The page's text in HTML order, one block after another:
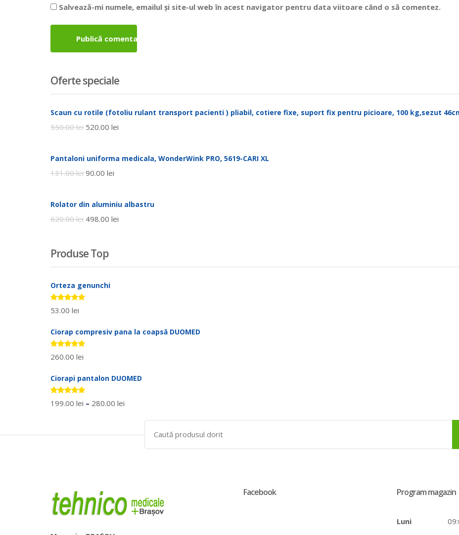
Salvează-mi numele, emailul și site-ul web în acest navigator pentru data viitoare când o să comentez.
Oferte speciale
Scaun cu rotile (fotoliu rulant transport pacienti ) pliabil, cotiere fixe, suport fix pentru picioare, 100 kg,sezut
550.00lei 520.00 lei
Pantaloni uniforma medicala, WonderWink PRO, 5619-CARI XL
131.00lei 90.00 lei
Rolator din aluminiu albastru
620.00lei 498.00 lei
Produse Top
Orteza genunchi
Evaluat la
5.00stele
53.00 lei
Ciorap compresiv pana la coapsă DUOMED
Evaluat la
5.00stele
260.00 lei
Ciorapi pantalon DUOMED
Evaluat la
5.00stele
199.00 lei – 280.00 lei
Search
for:
Facebook Program magazin
Luni